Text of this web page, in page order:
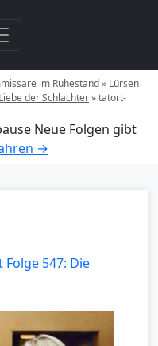
im Ruhestand» Lürsen
der Schlachter»tatort-
Neue Folgen gibt
→
Folge 547: Die